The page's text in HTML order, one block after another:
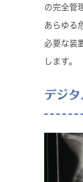
の完全管
あらゆる
必要な装
します。
デジ